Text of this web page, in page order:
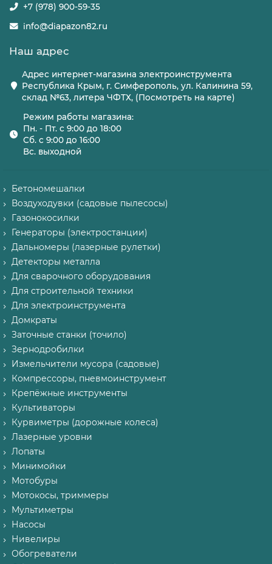
+7 (978) 900-59-35
info@diapazon82.ru
Наш адрес
Адрес интернет-магазина электроинструмента
Республика Крым, г. Симферополь, ул. Калинина 59,
склад №63, литера ЧФТХ, (Посмотреть на карте)
Режим работы магазина:
Пн. - Пт. с 9:00 до 18:00
Сб. с 9:00 до 16:00
Вс. выходной
Бетономешалки
Воздуходувки (садовые пылесосы)
Газонокосилки
Генераторы (электростанции)
Дальномеры (лазерные рулетки)
Детекторы металла
Для сварочного оборудования
Для строительной техники
Для электроинструмента
Домкраты
Заточные станки (точило)
Зернодробилки
Измельчители мусора (садовые)
Компрессоры, пневмоинструмент
Крепёжные инструменты
Культиваторы
Курвиметры (дорожные колеса)
Лазерные уровни
Лопаты
Минимойки
Мотобуры
Мотокосы, триммеры
Мультиметры
Насосы
Нивелиры
Обогреватели